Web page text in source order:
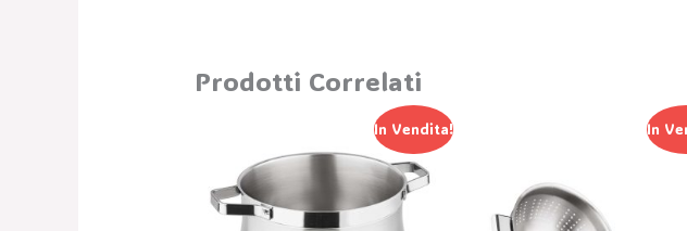
Prodotti Correlati
In Vendita!
Prezzo
Originale
Era:
208,00 €.
Il
Prezzo
Attuale
È:
124,80 €.
In
Prezzo
Il